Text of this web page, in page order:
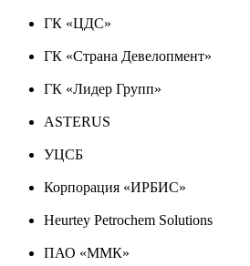
ГК «ЦДС»
ГК «Страна Девелопмент»
ГК «Лидер Групп»
ASTERUS
УЦСБ
Корпорация «ИРБИС»
Heurtey Petrochem Solutions
ПАО «ММК»